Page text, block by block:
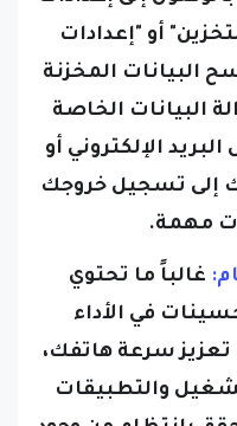
أو "إعدادات
البيانات المخزنة
البيانات الخاصة
الإلكتروني أو
إلى تسجيل خروجك
مهمة.
غالباً ما تحتوي
في الأداء
تعزيز سرعة هاتفك،
والتطبيقات